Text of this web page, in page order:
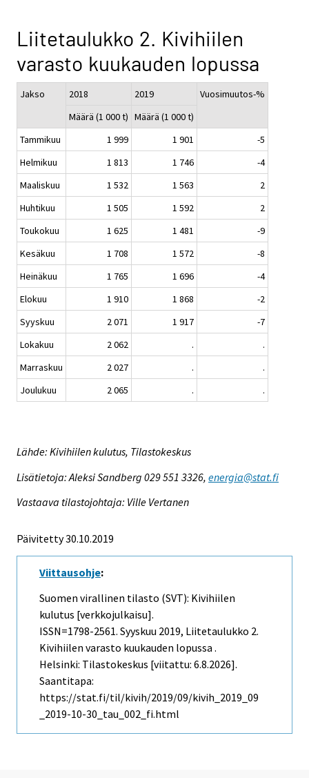
Liitetaulukko 2. Kivihiilen
varasto kuukauden lopussa
Jakso 2018 2019
Vuosimuutos-%
Määrä (1 000 t) Määrä (1 000 t)
Tammikuu
1 999 1 901
-5
Helmikuu
1 813 1 746
-4
Maaliskuu
1 532 1 563
2
Huhtikuu
1 505 1 592
2
Toukokuu
1 625 1 481
-9
Kesäkuu
1 708 1 572
-8
Heinäkuu
1 765 1 696
-4
Elokuu
1 910 1 868
-2
Syyskuu
2 071 1 917
-7
Lokakuu
2 062 .
.
Marraskuu
2 027 .
.
Joulukuu
2 065 . .
Lähde: Kivihiilen kulutus, Tilastokeskus
Lisätietoja: Aleksi Sandberg 029 551 3326, energia@stat.fi
Vastaava tilastojohtaja: Ville Vertanen
Päivitetty 30.10.2019
Viittausohje:
Suomen virallinen tilasto (SVT): Kivihiilen
kulutus [verkkojulkaisu].
ISSN=1798-2561. Syyskuu 2019, Liitetaulukko 2.
Kivihiilen varasto kuukauden lopussa .
Helsinki: Tilastokeskus [viitattu: 6.8.2026].
Saantitapa:
https://stat.fi/til/kivih/2019/09/kivih_2019_09
_2019-10-30_tau_002_fi.html